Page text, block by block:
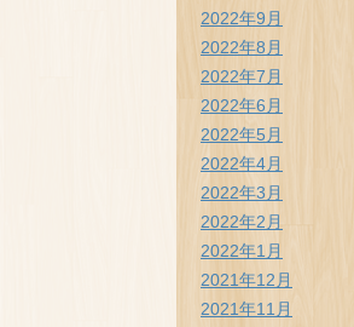
2022年9月
2022年8月
2022年7月
2022年6月
2022年5月
2022年4月
2022年3月
2022年2月
2022年1月
2021年12月
2021年11月